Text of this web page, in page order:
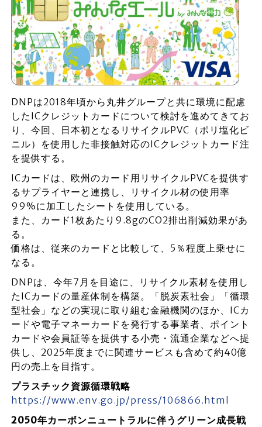
DNPは2018年頃から丸井グループと共に環境に配慮
したICクレジットカードについて検討を進めてきてお
り、今回、日本初となるリサイクルPVC（ポリ塩化ビ
ニル）を使用した非接触対応のICクレジットカード注
を提供する。
ICカードは、欧州のカード用リサイクルPVCを提供す
るサプライヤーと連携し、リサイクル材の使用率
99%に加工したシートを使用している。
また、カード1枚あたり9.8gのCO2排出削減効果があ
る。
価格は、従来のカードと比較して、5％程度上乗せに
なる。
DNPは、今年7月を目途に、リサイクル素材を使用し
たICカードの量産体制を構築。「脱炭素社会」「循環
型社会」などの実現に取り組む金融機関のほか、ICカ
ードや電子マネーカードを発行する事業者、ポイント
カードや会員証等を提供する小売・流通企業などへ提
供し、2025年度までに関連サービスも含めて約40億
円の売上を目指す。
プラスチック資源循環戦略
https://www.env.go.jp/press/106866.html
2050年カーボンニュートラルに伴うグリーン成長戦